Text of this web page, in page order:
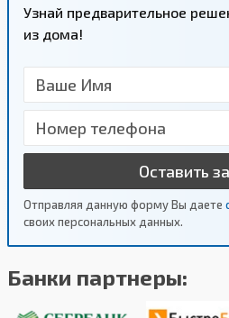
Узнай предварительное
из дома!
Оставить
Отправляя данную форму Вы даете
своих персональных данных.
Банки партнеры: